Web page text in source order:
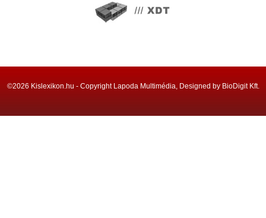
©2026 Kislexikon.hu - Copyright Lapoda Multimédia, Designed by BioDigit Kft.